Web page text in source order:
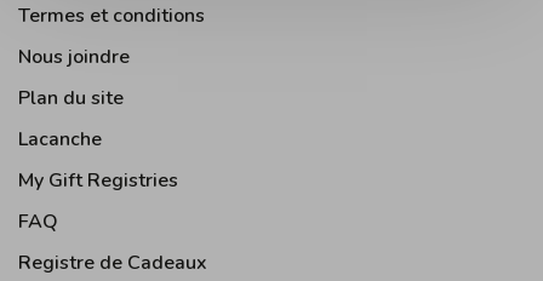
Termes et conditions
Nous joindre
Plan du site
Lacanche
My Gift Registries
FAQ
Registre de Cadeaux